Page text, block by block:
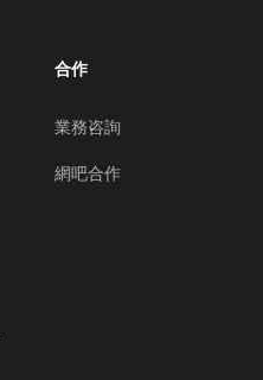
合作
業務咨詢
網吧合作